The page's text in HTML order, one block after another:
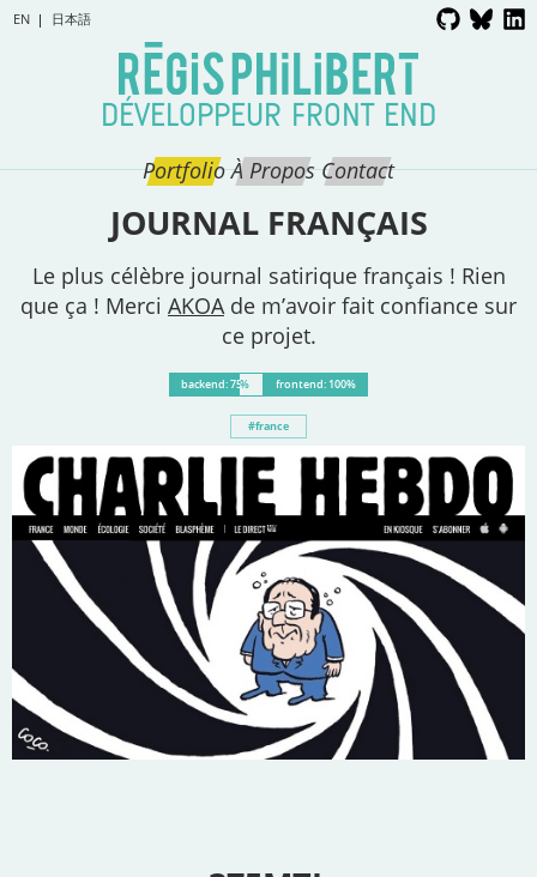
EN 日本語
DÉVELOPPEUR FRONT END
Portfolio À Propos Contact
JOURNAL FRANÇAIS
Le plus célèbre journal satirique français ! Rien
que ça ! Merci AKOA de m’avoir fait confiance sur
ce projet.
backend: 75% frontend: 100%
france